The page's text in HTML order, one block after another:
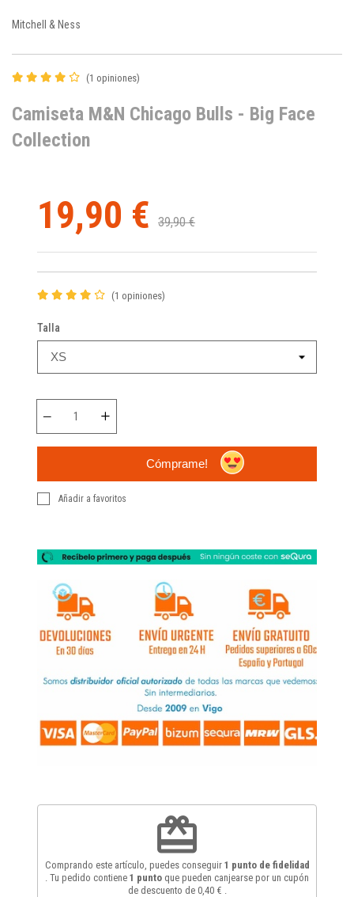
Mitchell & Ness
(1 opiniones)
Camiseta M&N Chicago Bulls - Big Face
Collection
19,90 € 39,90 €
(1 opiniones)
Talla
Cómprame!
Añadir a favoritos
redeem
Comprando este artículo, puedes conseguir 1 punto de fidelidad
. Tu pedido contiene 1 punto que pueden canjearse por un cupón
de descuento de 0,40 €